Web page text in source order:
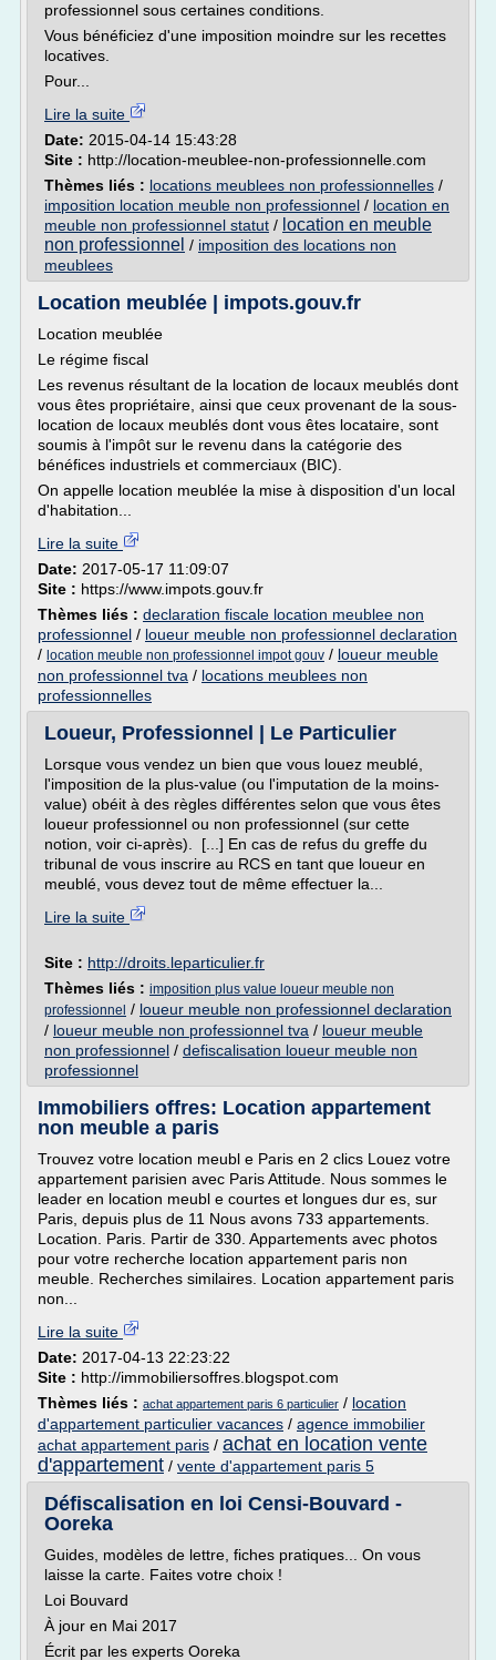
professionnel sous certaines conditions.
Vous bénéficiez d'une imposition moindre sur les recettes
locatives.
Pour...
Lire la suite
Date: 2015-04-14 15:43:28
Site : http://location-meublee-non-professionnelle.com
Thèmes liés : locations meublees non professionnelles /
imposition location meuble non professionnel / location en
meuble non professionnel statut / location en meuble
non professionnel / imposition des locations non
meublees
Location meublée | impots.gouv.fr
Location meublée
Le régime fiscal
Les revenus résultant de la location de locaux meublés dont
vous êtes propriétaire, ainsi que ceux provenant de la sous-
location de locaux meublés dont vous êtes locataire, sont
soumis à l'impôt sur le revenu dans la catégorie des
bénéfices industriels et commerciaux (BIC).
On appelle location meublée la mise à disposition d'un local
d'habitation...
Lire la suite
Date: 2017-05-17 11:09:07
Site : https://www.impots.gouv.fr
Thèmes liés : declaration fiscale location meublee non
professionnel / loueur meuble non professionnel declaration
/ location meuble non professionnel impot gouv / loueur meuble
non professionnel tva / locations meublees non
professionnelles
Loueur, Professionnel | Le Particulier
Lorsque vous vendez un bien que vous louez meublé,
l'imposition de la plus-value (ou l'imputation de la moins-
value) obéit à des règles différentes selon que vous êtes
loueur professionnel ou non professionnel (sur cette
notion, voir ci-après). [...] En cas de refus du greffe du
tribunal de vous ­inscrire au RCS en tant que loueur en
meublé, vous devez tout de même effectuer la...
Lire la suite
Site : http://droits.leparticulier.fr
Thèmes liés : imposition plus value loueur meuble non
professionnel / loueur meuble non professionnel declaration
/ loueur meuble non professionnel tva / loueur meuble
non professionnel / defiscalisation loueur meuble non
professionnel
Immobiliers offres: Location appartement
non meuble a paris
Trouvez votre location meubl e Paris en 2 clics Louez votre
appartement parisien avec Paris Attitude. Nous sommes le
leader en location meubl e courtes et longues dur es, sur
Paris, depuis plus de 11 Nous avons 733 appartements.
Location. Paris. Partir de 330. Appartements avec photos
pour votre recherche location appartement paris non
meuble. Recherches similaires. Location appartement paris
non...
Lire la suite
Date: 2017-04-13 22:23:22
Site : http://immobiliersoffres.blogspot.com
Thèmes liés : achat appartement paris 6 particulier / location
d'appartement particulier vacances / agence immobilier
achat appartement paris / achat en location vente
d'appartement / vente d'appartement paris 5
Défiscalisation en loi Censi-Bouvard -
Ooreka
Guides, modèles de lettre, fiches pratiques... On vous
laisse la carte. Faites votre choix !
Loi Bouvard
À jour en Mai 2017
Écrit par les experts Ooreka